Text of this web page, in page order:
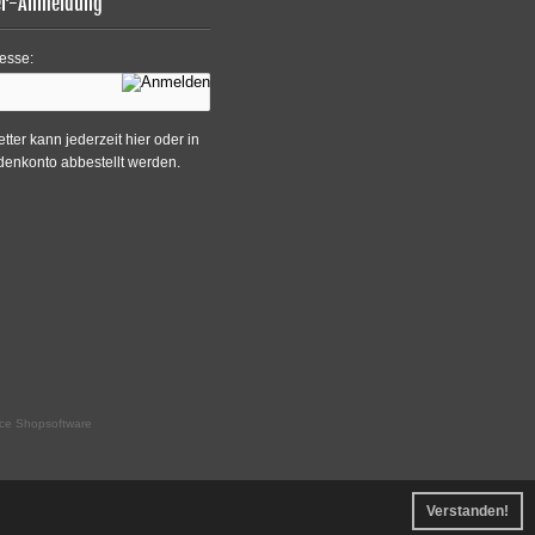
kann jederzeit hier oder in
abbestellt werden.
Shopsoftware
Verstanden!